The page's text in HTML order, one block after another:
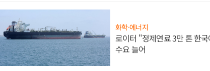
화학·에너지
로이터 "정제연료 3만 톤 한
수요 늘어